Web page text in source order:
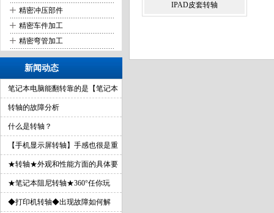
+ 精密冲压部件
+ 精密车件加工
+ 精密弯管加工
新闻动态
笔记本电脑能翻转靠的是【笔记本
转轴】
转轴的故障分析
什么是转轴？
【手机显示屏转轴】手感也很是重
要哦！
★转轴★外观和性能方面的具体要
求！★笔记本阻尼转轴★360°任你玩
转！
◆打印机转轴◆出现故障如何解
IPAD皮套转轴